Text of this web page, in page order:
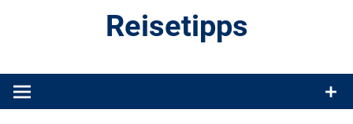
Reisetipps
Produkttests und Buchrezensionen. Ein Blog für alle, die gern